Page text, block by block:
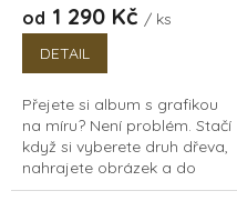
produktu
5,0
5
hvězdiček.
od 1 290 Kč / ks
DETAIL
Přejete si album s grafikou
na míru? Není problém. Stačí
když si vyberete druh dřeva,
nahrajete obrázek a do
poznámky uvedete jak si jej